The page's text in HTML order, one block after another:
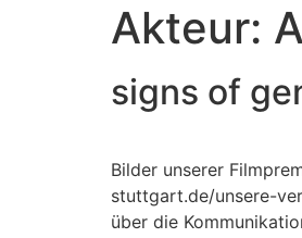
Akteur:
signs of
Bilder unserer
stuttgart.de/unsere-
über die